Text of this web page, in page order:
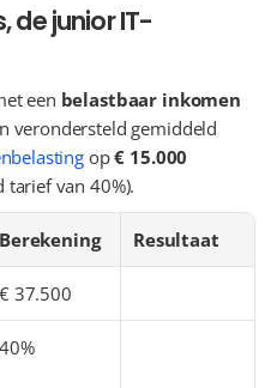
de junior IT-
een belastbaar inkomen
verondersteld gemiddeld
op € 15.000
tarief van 40%).
Berekening Resultaat
€ 37.500
40%